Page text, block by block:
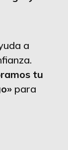
a
tu
para